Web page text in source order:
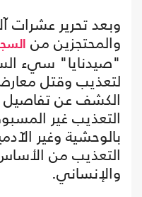
وبعد تحرير عشرات
والمحتجزين من
"صيدنايا" سيء
لتعذيب وقتل
الكشف عن تفاصيل
التعذيب غير
بالوحشية وغير
التعذيب من
والإنساني.